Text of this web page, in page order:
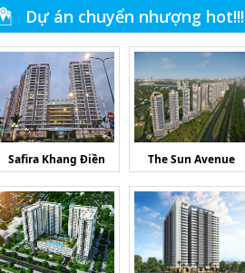
Dự án chuyển nhượng hot!!!
Safira Khang Điền The Sun Avenue